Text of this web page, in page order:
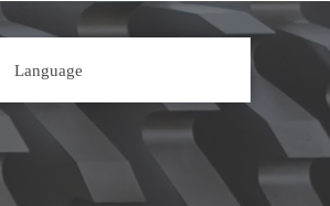
Language